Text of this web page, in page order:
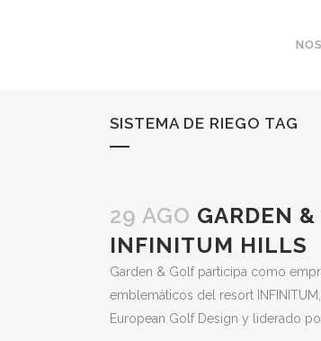
SISTEMA DE RIEGO TAG
29 AGO GARDEN
INFINITUM HILLS
Garden & Golf participa como
emblemáticos del resort
European Golf Design y liderado